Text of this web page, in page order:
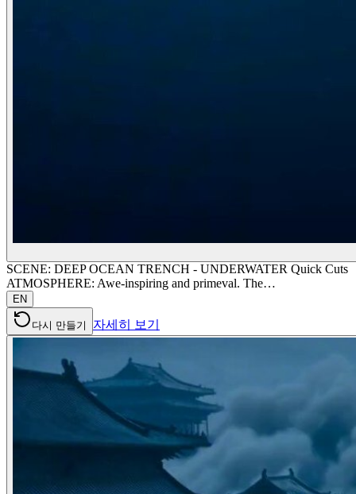
SCENE: DEEP OCEAN TRENCH - UNDERWATER Quick Cuts
ATMOSPHERE: Awe-inspiring and primeval. The…
EN
다시 만들기 자세히 보기